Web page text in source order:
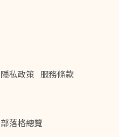
隱私政策 服務條款
部落格總覽